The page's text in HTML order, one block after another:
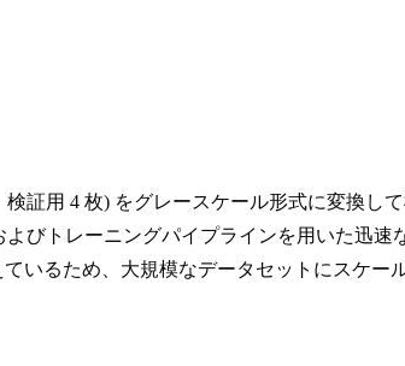
検証用 4 枚) をグレースケール形式に変換し
びトレーニングパイプラインを用いた迅速
いるため、大規模なデータセットにスケー